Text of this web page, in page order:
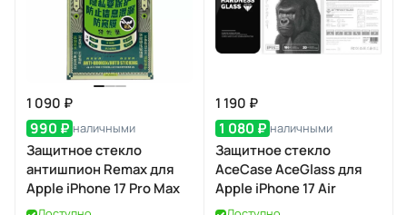
1 090 ₽
990 ₽ наличными
Защитное стекло
антишпион Remax для
Apple iPhone 17 Pro Max
1 190 ₽
1 080 ₽ наличными
Защитное стекло
AceCase AceGlass для
Apple iPhone 17 Air